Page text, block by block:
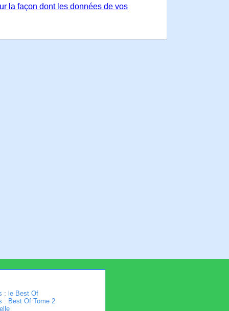
la façon dont les données de vos
: le Best Of
: Best Of Tome 2